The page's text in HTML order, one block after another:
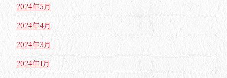
2024年5月
2024年4月
2024年3月
2024年1月